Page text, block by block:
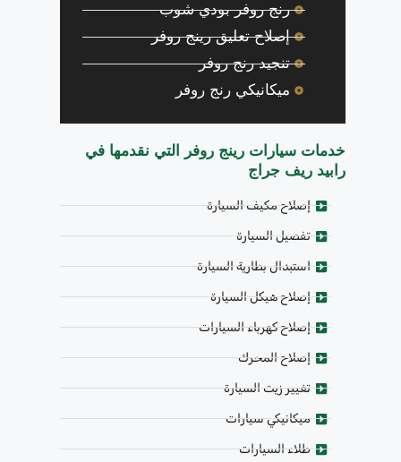
رنج روفر بودي شوب
إصلاح تعليق رينج روفر
تنجيد رنج روفر
ميكانيكي رنج روفر
خدمات سيارات رينج روفر التي نقدمها في
رابيد ريف جراج
إصلاح مكيف السيارة
تفصيل السيارة
استبدال بطارية السيارة
إصلاح هيكل السيارة
إصلاح كهرباء السيارات
إصلاح المحرك
تغيير زيت السيارة
ميكانيكي سيارات
طلاء السيارات